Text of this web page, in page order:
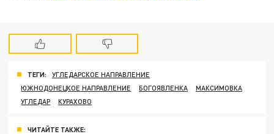
ТЕГИ:
УГЛЕДАРСКОЕ НАПРАВЛЕНИЕ
ЮЖНОДОНЕЦКОЕ НАПРАВЛЕНИЕ
БОГОЯВЛЕНКА
МАКСИМОВКА
УГЛЕДАР
КУРАХОВО
ЧИТАЙТЕ ТАКЖЕ: